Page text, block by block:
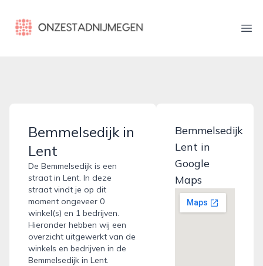
onzestadnijmegen.nl
Bemmelsedijk in
Lent
De Bemmelsedijk is een
straat in Lent. In deze
straat vindt je op dit
moment ongeveer 0
winkel(s) en 1 bedrijven.
Hieronder hebben wij een
overzicht uitgewerkt van de
winkels en bedrijven in de
Bemmelsedijk in Lent.
Bemmelsedijk
Lent in
Google
Maps